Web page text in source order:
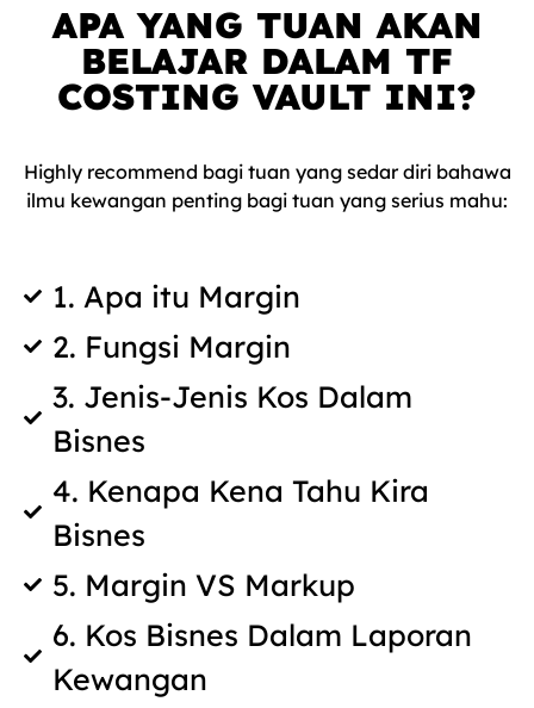
APA YANG TUAN AKAN
BELAJAR DALAM TF
COSTING VAULT INI?
Highly recommend bagi tuan yang sedar diri bahawa
ilmu kewangan penting bagi tuan yang serius mahu:
1. Apa itu Margin
2. Fungsi Margin
3. Jenis-Jenis Kos Dalam
Bisnes
4. Kenapa Kena Tahu Kira
Bisnes
5. Margin VS Markup
6. Kos Bisnes Dalam Laporan
Kewangan